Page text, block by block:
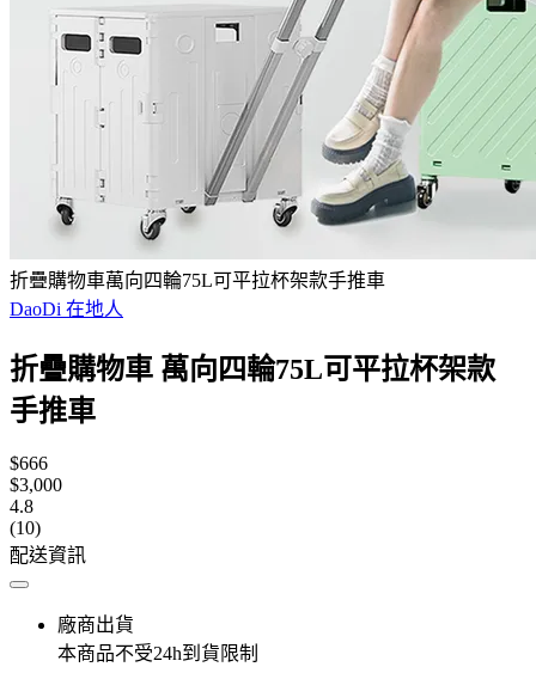
折疊購物車萬向四輪75L可平拉杯架款手推車
DaoDi 在地人
折疊購物車 萬向四輪75L可平拉杯架款
手推車
$666
$3,000
4.8
(10)
配送資訊
廠商出貨
本商品不受24h到貨限制